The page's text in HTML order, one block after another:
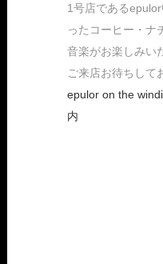
1号店である
ったコーヒー・ナ
音楽がお楽しみい
ご来店お待ちして
epulor on the
内